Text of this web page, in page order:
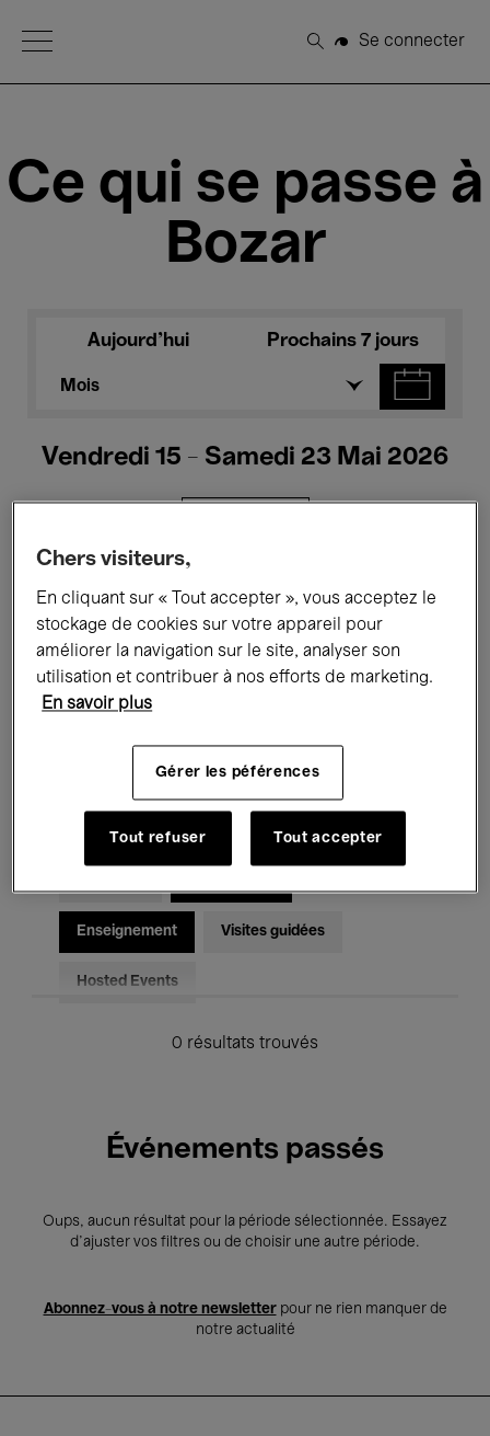
Open Menu
Rechercher
Se connecter
Ce qui se passe à
Bozar
Aujourd'hui Prochains 7 jours
Mois
Vendredi 15 - Samedi 23 Mai 2026
Tous les événements Concerts
Expositions Performances
Rencontres & Débats
Musique classique Global Music
Enseignement Visites guidées
Hosted Events
0 résultats trouvés
Événements passés
Oups, aucun résultat pour la période sélectionnée. Essayez
d’ajuster vos filtres ou de choisir une autre période.
Abonnez-vous à notre newsletterpour ne rien manquer de
notre actualité
Chers visiteurs,
En cliquant sur « Tout accepter », vous acceptez le
stockage de cookies sur votre appareil pour
améliorer la navigation sur le site, analyser son
utilisation et contribuer à nos efforts de marketing.
En savoir plus
Gérer les péférences
Tout refuser Tout accepter